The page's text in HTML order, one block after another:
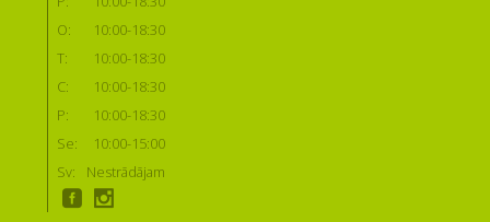
O:
10:00-18:30
T:
10:00-18:30
C:
10:00-18:30
P:
10:00-18:30
Se:
10:00-15:00
Sv:
Nestrādājam